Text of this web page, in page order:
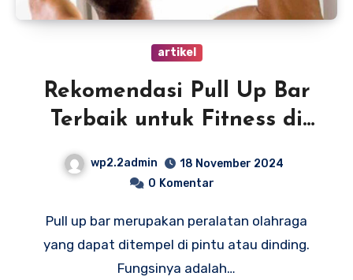
artikel
Rekomendasi Pull Up Bar
Terbaik untuk Fitness di
wp2.2admin
18 November 2024
0 Komentar
Pull up bar merupakan peralatan olahraga
yang dapat ditempel di pintu atau dinding.
Fungsinya adalah…